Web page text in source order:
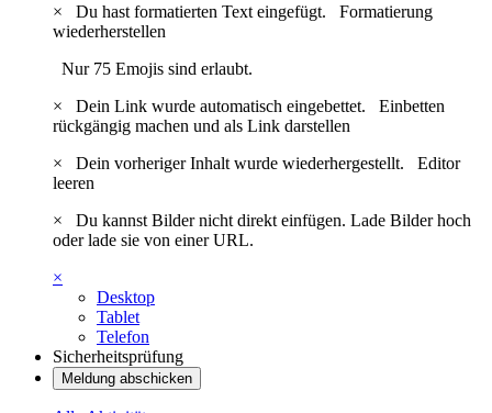
×
Du hast formatierten Text eingefügt. Formatierung
wiederherstellen
Nur 75 Emojis sind erlaubt.
×
Dein Link wurde automatisch eingebettet. Einbetten
rückgängig machen und als Link darstellen
×
Dein vorheriger Inhalt wurde wiederhergestellt. Editor
leeren
×
Du kannst Bilder nicht direkt einfügen. Lade Bilder hoch
oder lade sie von einer URL.
×
Desktop
Tablet
Telefon
Sicherheitsprüfung
Meldung abschicken